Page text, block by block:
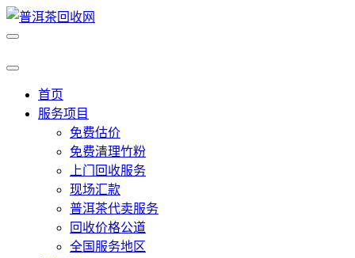
首页
服务项目
免费估价
免费清理竹粉
上门回收服务
现场汇款
普洱茶代卖服务
回收价格公道
全国服务地区